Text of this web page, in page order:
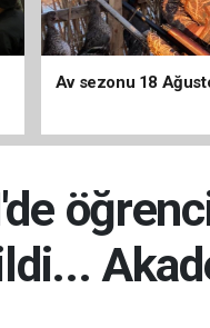
Av sezonu 18